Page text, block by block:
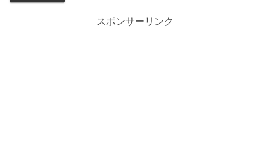
スポンサーリンク